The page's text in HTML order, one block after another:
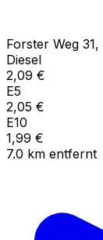
Forster Weg 31,
Diesel
2,09 €
E5
2,05 €
E10
1,99 €
7.0 km entfernt